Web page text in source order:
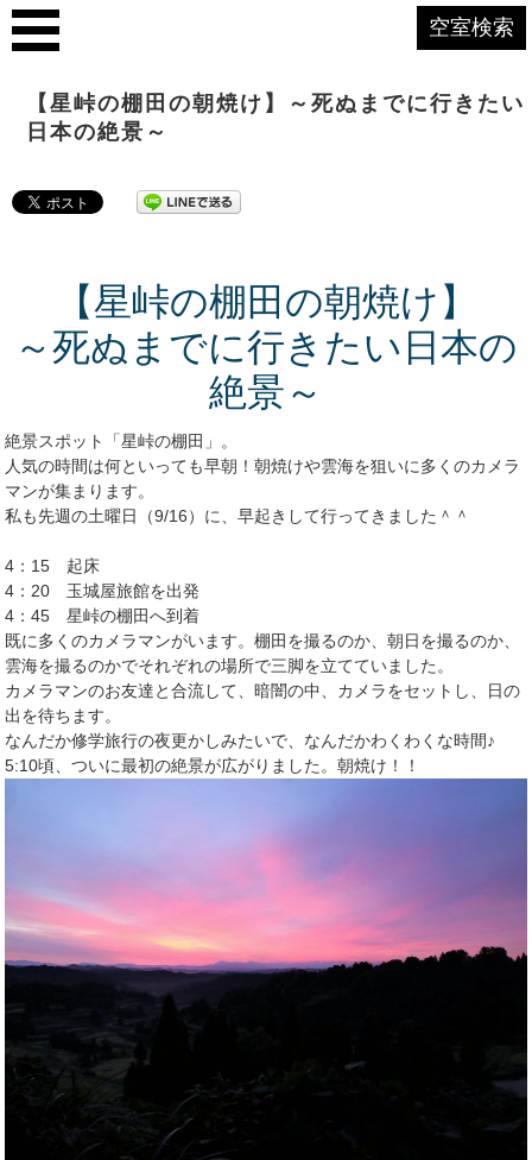
空室検索
【星峠の棚田の朝焼け】～死ぬまでに行きたい
日本の絶景～
【星峠の棚田の朝焼け】
～死ぬまでに行きたい日本の
絶景～
絶景スポット「星峠の棚田」。
人気の時間は何といっても早朝！朝焼けや雲海を狙いに多くのカメラ
マンが集まります。
私も先週の土曜日（9/16）に、早起きして行ってきました＾＾
4：15 起床
4：20 玉城屋旅館を出発
4：45 星峠の棚田へ到着
既に多くのカメラマンがいます。棚田を撮るのか、朝日を撮るのか、
雲海を撮るのかでそれぞれの場所で三脚を立てていました。
カメラマンのお友達と合流して、暗闇の中、カメラをセットし、日の
出を待ちます。
なんだか修学旅行の夜更かしみたいで、なんだかわくわくな時間♪
5:10頃、ついに最初の絶景が広がりました。朝焼け！！